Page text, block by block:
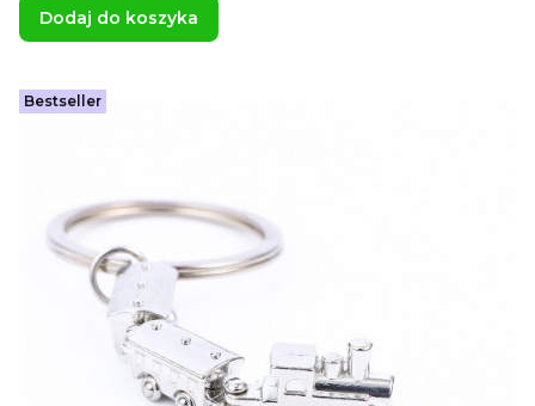
Dodaj do koszyka
Bestseller